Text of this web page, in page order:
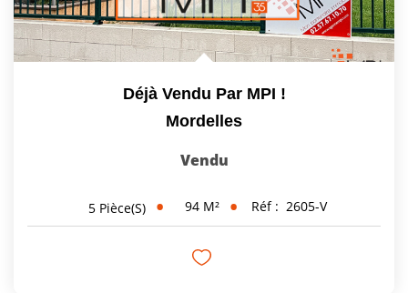
Déjà Vendu Par MPI !
Mordelles
Vendu
5 Pièce(s) 94 M² Réf : 2605-V